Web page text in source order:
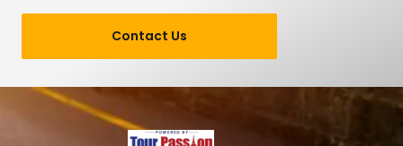
Contact Us